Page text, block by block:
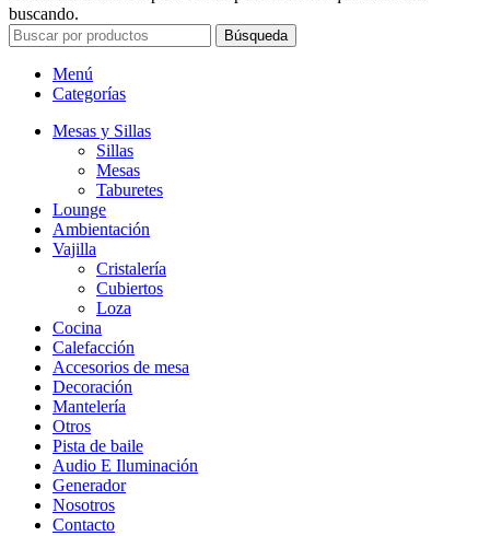
buscando.
Búsqueda
Menú
Categorías
Mesas y Sillas
Sillas
Mesas
Taburetes
Lounge
Ambientación
Vajilla
Cristalería
Cubiertos
Loza
Cocina
Calefacción
Accesorios de mesa
Decoración
Mantelería
Otros
Pista de baile
Audio E Iluminación
Generador
Nosotros
Contacto